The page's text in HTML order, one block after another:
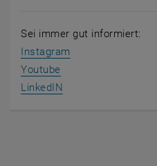
Sei immer gut informiert:
Instagram, öffnet eine
Youtube
LinkedIN